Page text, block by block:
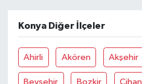
Konya Diğer İlçeler
Ahirli Akören Akşehir
Beyşehir Bozkir